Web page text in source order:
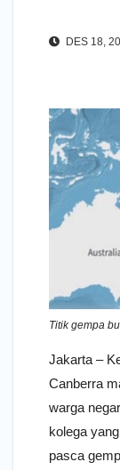
DES 18,
Titik gempa
Jakarta –
Canberra
warga
kolega
pasca